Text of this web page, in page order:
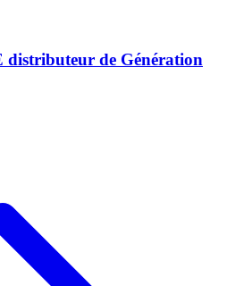
de Génération